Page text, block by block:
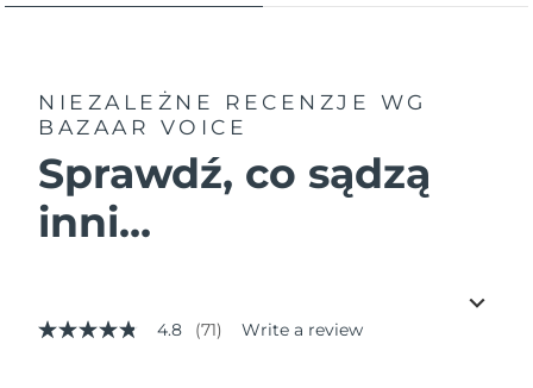
NIEZALEŻNE RECENZJE
WG
BAZAAR VOICE
Sprawdź, co sądzą
inni...
4.8
4.8 (71) Write a review